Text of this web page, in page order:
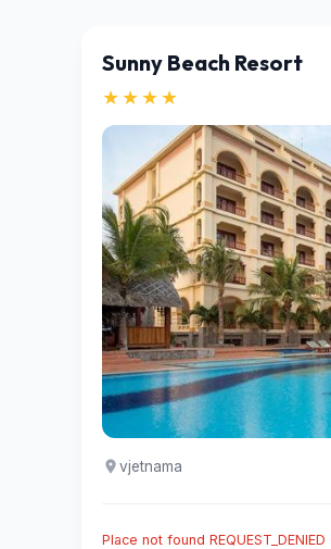
Sunny Beach Resort
★★★★
vjetnama
Place not found REQUEST_DENIED